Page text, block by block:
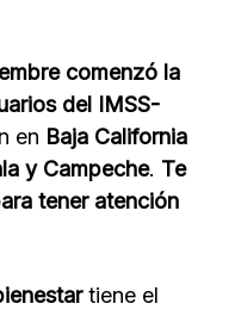
comenzó la
del IMSS-
en Baja California
y Campeche. Te
tener atención
tiene el